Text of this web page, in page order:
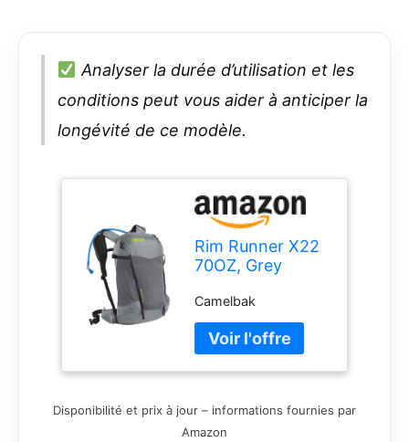
Analyser la durée d’utilisation et les
conditions peut vous aider à anticiper la
longévité de ce modèle.
Rim Runner X22
70OZ, Grey
Punch 2022
Camelbak
Disponibilité et prix à jour – informations fournies par
Amazon